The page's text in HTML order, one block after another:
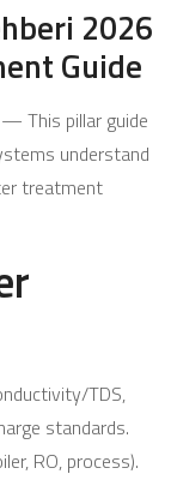
2026
Guide
— This pillar guide
understand
treatment
TDS,
standards.
RO, process).